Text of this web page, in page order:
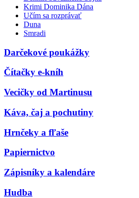
Krimi Dominika Dána
Učím sa rozprávať
Duna
Smradi
Darčekové poukážky
Čítačky e-kníh
Vecičky od Martinusu
Káva, čaj a pochutiny
Hrnčeky a fľaše
Papiernictvo
Zápisníky a kalendáre
Hudba